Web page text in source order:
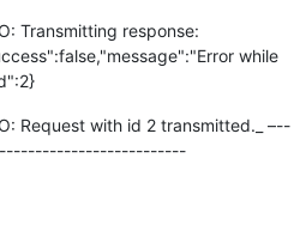
Transmitting response:
while
Request with id 2 transmitted._ –--